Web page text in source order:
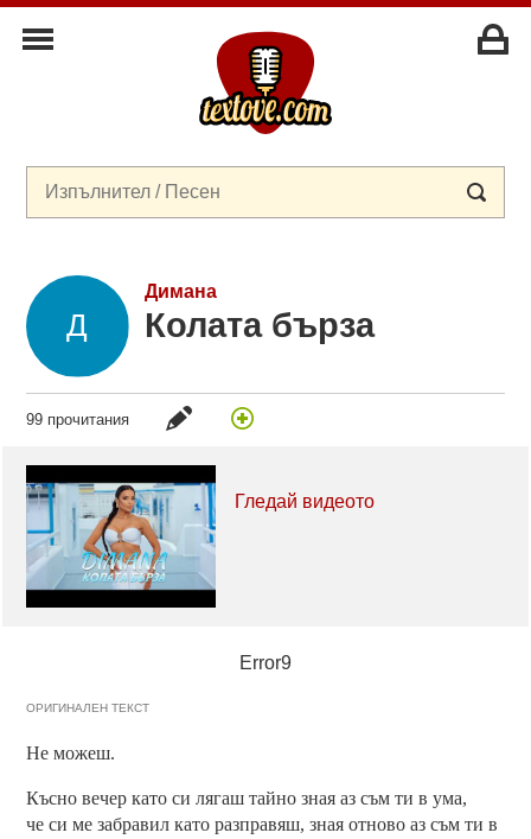
Димана
Колата бърза
99 прочитания
Гледай видеото
Error9
ОРИГИНАЛЕН ТЕКСТ
Не можеш.
Късно вечер като си лягаш тайно зная аз съм ти в ума,
че си ме забравил като разправяш, зная отново аз съм ти в